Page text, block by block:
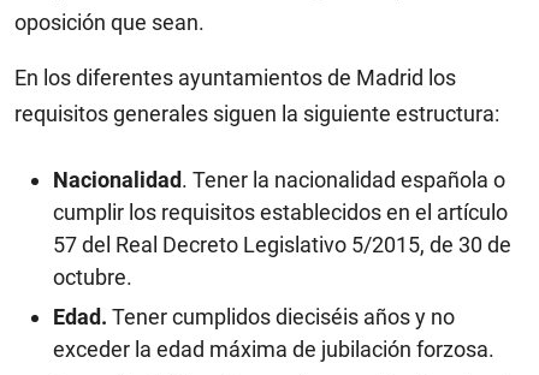
oposición que sean.
En los diferentes ayuntamientos de Madrid los
requisitos generales siguen la siguiente estructura:
Nacionalidad. Tener la nacionalidad española o
cumplir los requisitos establecidos en el artículo
57 del Real Decreto Legislativo 5/2015, de 30 de
octubre.
Edad. Tener cumplidos dieciséis años y no
exceder la edad máxima de jubilación forzosa.